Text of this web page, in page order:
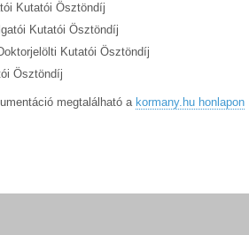
Kutatói Ösztöndíj
Kutatói Ösztöndíj
Kutatói Ösztöndíj
Ösztöndíj
megtalálható a kormany.hu honlapon